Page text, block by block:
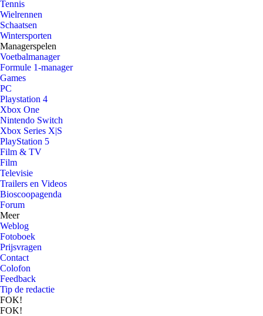
Tennis
Wielrennen
Schaatsen
Wintersporten
Managerspelen
Voetbalmanager
Formule 1-manager
Games
PC
Playstation 4
Xbox One
Nintendo Switch
Xbox Series X|S
PlayStation 5
Film & TV
Film
Televisie
Trailers en Videos
Bioscoopagenda
Forum
Meer
Weblog
Fotoboek
Prijsvragen
Contact
Colofon
Feedback
Tip de redactie
FOK!
FOK!